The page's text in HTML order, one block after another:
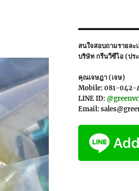
สนใจสอบถามรายละ
บริษัท กรีนวีซีไอ (ปร
คุณเจษฎา (เจษ)
Mobile: 081-042-
LINE ID:
Email: